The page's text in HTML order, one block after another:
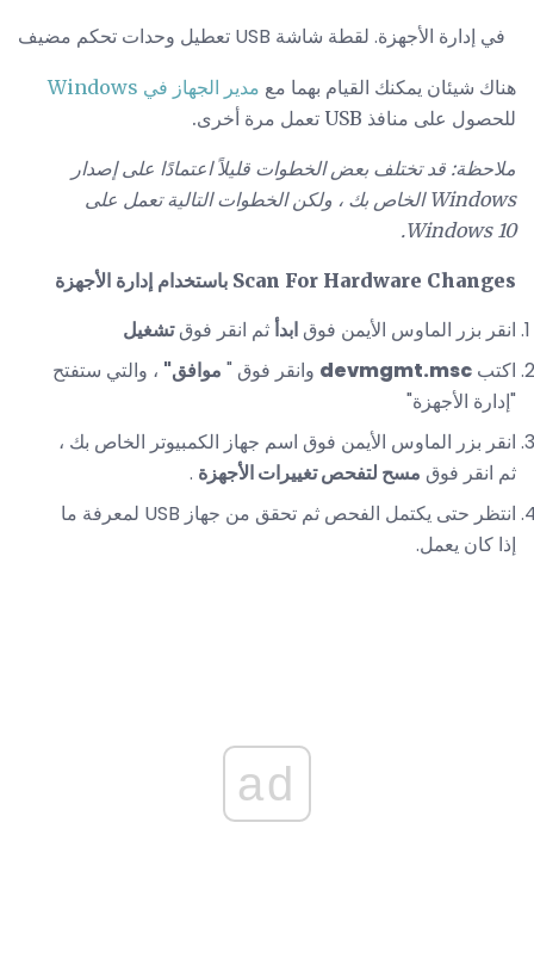
تعطيل وحدات تحكم مضيف USB في إدارة الأجهزة. لقطة شاشة
هناك شيئان يمكنك القيام بهما مع مدير الجهاز في Windows
للحصول على منافذ USB تعمل مرة أخرى.
ملاحظة: قد تختلف بعض الخطوات قليلاً اعتمادًا على إصدار
Windows الخاص بك ، ولكن الخطوات التالية تعمل على
Windows 10.
Scan For Hardware Changes باستخدام إدارة الأجهزة
انقر بزر الماوس الأيمن فوق ابدأ ثم انقر فوقتشغيل
اكتب devmgmt.msc وانقر فوق " موافق" ، والتي ستفتح
"إدارة الأجهزة"
انقر بزر الماوس الأيمن فوق اسم جهاز الكمبيوتر الخاص بك ،
ثم انقر فوق مسح لتفحص تغييرات الأجهزة .
انتظر حتى يكتمل الفحص ثم تحقق من جهاز USB لمعرفة ما
إذا كان يعمل.
ad